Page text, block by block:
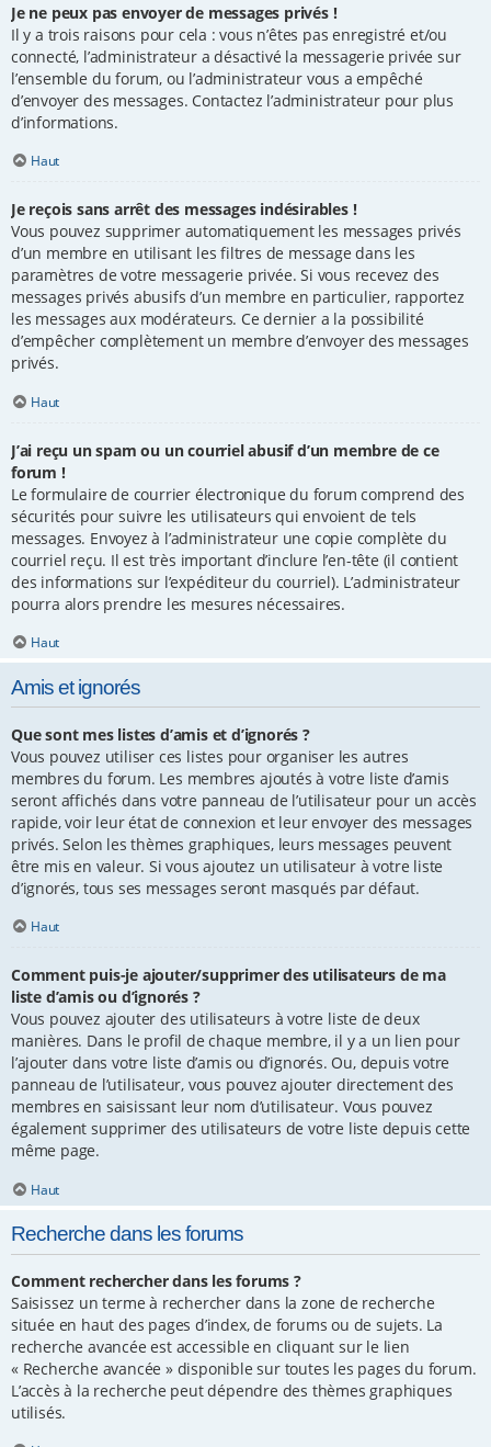
Je ne peux pas envoyer de messages privés !
Il y a trois raisons pour cela : vous n’êtes pas enregistré et/ou
connecté, l’administrateur a désactivé la messagerie privée sur
l’ensemble du forum, ou l’administrateur vous a empêché
d’envoyer des messages. Contactez l’administrateur pour plus
d’informations.
Haut
Je reçois sans arrêt des messages indésirables !
Vous pouvez supprimer automatiquement les messages privés
d’un membre en utilisant les filtres de message dans les
paramètres de votre messagerie privée. Si vous recevez des
messages privés abusifs d’un membre en particulier, rapportez
les messages aux modérateurs. Ce dernier a la possibilité
d’empêcher complètement un membre d’envoyer des messages
privés.
Haut
J’ai reçu un spam ou un courriel abusif d’un membre de ce
forum !
Le formulaire de courrier électronique du forum comprend des
sécurités pour suivre les utilisateurs qui envoient de tels
messages. Envoyez à l’administrateur une copie complète du
courriel reçu. Il est très important d’inclure l’en-tête (il contient
des informations sur l’expéditeur du courriel). L’administrateur
pourra alors prendre les mesures nécessaires.
Haut
Amis et ignorés
Que sont mes listes d’amis et d’ignorés ?
Vous pouvez utiliser ces listes pour organiser les autres
membres du forum. Les membres ajoutés à votre liste d’amis
seront affichés dans votre panneau de l’utilisateur pour un accès
rapide, voir leur état de connexion et leur envoyer des messages
privés. Selon les thèmes graphiques, leurs messages peuvent
être mis en valeur. Si vous ajoutez un utilisateur à votre liste
d’ignorés, tous ses messages seront masqués par défaut.
Haut
Comment puis-je ajouter/supprimer des utilisateurs de ma
liste d’amis ou d’ignorés ?
Vous pouvez ajouter des utilisateurs à votre liste de deux
manières. Dans le profil de chaque membre, il y a un lien pour
l’ajouter dans votre liste d’amis ou d’ignorés. Ou, depuis votre
panneau de l’utilisateur, vous pouvez ajouter directement des
membres en saisissant leur nom d’utilisateur. Vous pouvez
également supprimer des utilisateurs de votre liste depuis cette
même page.
Haut
Recherche dans les forums
Comment rechercher dans les forums ?
Saisissez un terme à rechercher dans la zone de recherche
située en haut des pages d’index, de forums ou de sujets. La
recherche avancée est accessible en cliquant sur le lien
« Recherche avancée » disponible sur toutes les pages du forum.
L’accès à la recherche peut dépendre des thèmes graphiques
utilisés.